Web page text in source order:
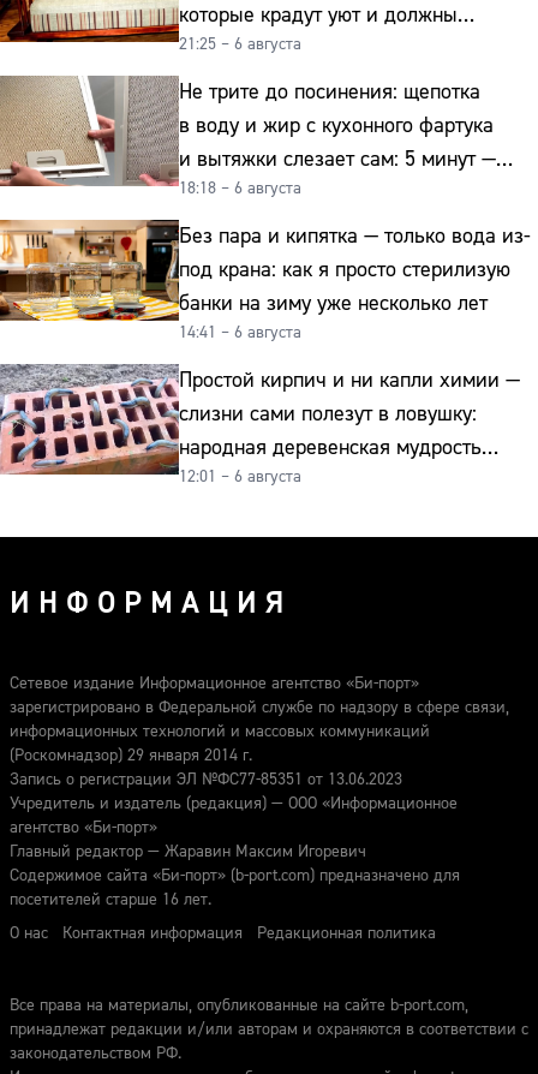
которые крадут уют и должны
отправиться на свалку прямо сейчас
21:25 – 6 августа
Не трите до посинения: щепотка
в воду и жир с кухонного фартука
и вытяжки слезает сам: 5 минут —
и сверкает как новая
18:18 – 6 августа
Без пара и кипятка — только вода из-
под крана: как я просто стерилизую
банки на зиму уже несколько лет
14:41 – 6 августа
Простой кирпич и ни капли химии —
слизни сами полезут в ловушку:
народная деревенская мудрость
реально работает
12:01 – 6 августа
ИНФОРМАЦИЯ
Сетевое издание Информационное агентство «Би-порт»
зарегистрировано в Федеральной службе по надзору в сфере связи,
информационных технологий и массовых коммуникаций
(Роскомнадзор) 29 января 2014 г.
Запись о регистрации ЭЛ №ФС77-85351 от 13.06.2023
Учредитель и издатель (редакция) — ООО «Информационное
агентство «Би-порт»
Главный редактор — Жаравин Максим Игоревич
Содержимое сайта «Би-порт» (b-port.com) предназначено для
посетителей старше 16 лет.
О нас
Контактная информация Редакционная политика
Все права на материалы, опубликованные на сайте b-port.com,
принадлежат редакции и/или авторам и охраняются в соответствии с
законодательством РФ.